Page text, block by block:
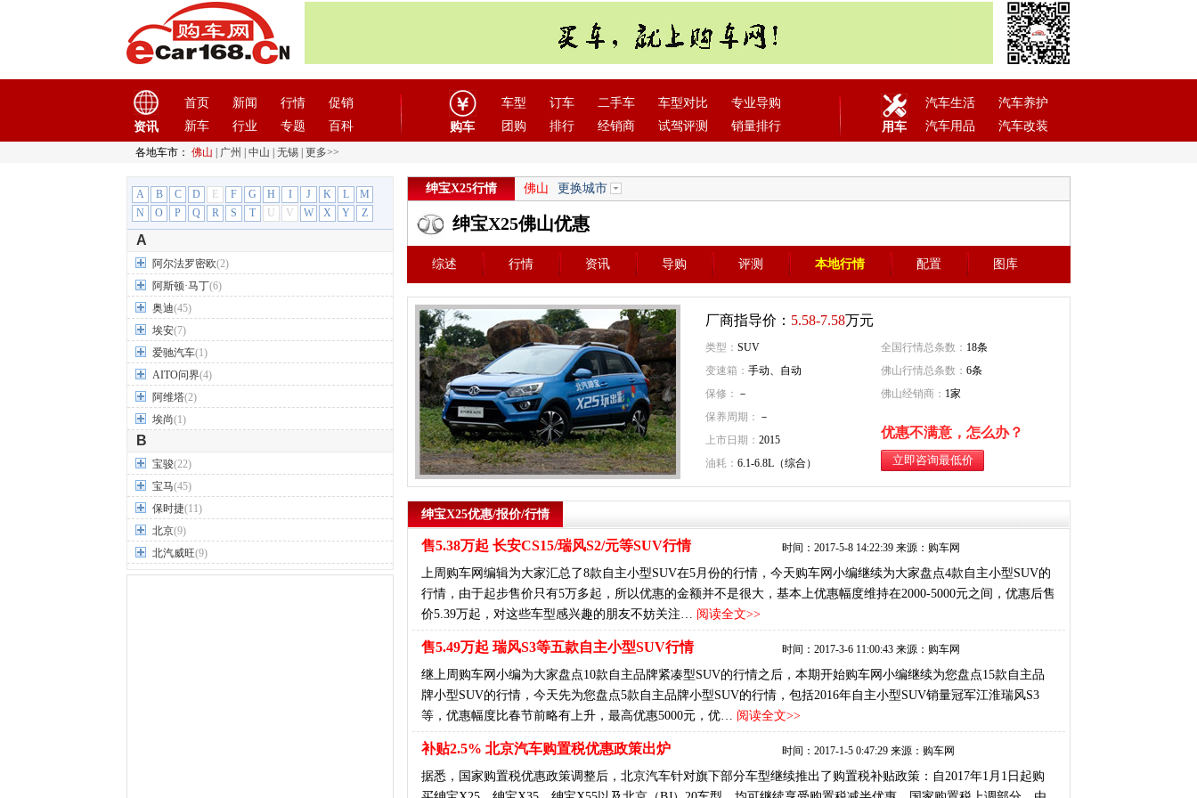
资讯
首页 新闻 行情
促销
新车
行业 专题 百科 购车
车型 订车 二手车 车型对比
专业导购
团购
排行 经销商 试驾评测 销量排行 用车
汽车生活
汽车养护
汽车用品
汽车改装
各地车市： 佛山 广州 中山 无锡 更多>>
A B C D E F G H I J K L
M
N
O P Q R S T U V W X Y Z
A
阿尔法罗密欧(2)
阿斯顿·马丁(6)
奥迪(45)
埃安(7)
爱驰汽车(1)
AITO问界(4)
阿维塔(2)
埃尚(1)
B
宝骏(22)
宝马(45)
保时捷(11)
北京(9)
北汽威旺(9)
北汽制造(7)
绅宝X25行情 佛山 更换城市
绅宝X25佛山优惠
综述 行情 资讯 导购 评测 本地行情 配置 图库
厂商指导价： 5.58-7.58万元
类型： SUV 全国行情总条数： 18条
变速箱： 手动、自动 佛山行情总条数： 6条
保修： － 佛山经销商： 1家
保养周期： －
优惠不满意，怎么办？
上市日期： 2015
油耗： 6.1-6.8L（综合）
绅宝X25优惠/报价/行情
售5.38万起 长安CS15/瑞风S2/元等SUV行情 时间：2017-5-8 14:22:39 来源：购车网
上周购车网编辑为大家汇总了8款自主小型SUV在5月份的行情，今天购车网小编继续为大家盘点4款自主小型SUV的
行情，由于起步售价只有5万多起，所以优惠的金额并不是很大，基本上优惠幅度维持在2000-5000元之间，优惠后售
价5.39万起，对这些车型感兴趣的朋友不妨关注… 阅读全文>>
售5.49万起 瑞风S3等五款自主小型SUV行情 时间：2017-3-6 11:00:43 来源：购车网
继上周购车网小编为大家盘点10款自主品牌紧凑型SUV的行情之后，本期开始购车网小编继续为您盘点15款自主品
牌小型SUV的行情，今天先为您盘点5款自主品牌小型SUV的行情，包括2016年自主小型SUV销量冠军江淮瑞风S3
等，优惠幅度比春节前略有上升，最高优惠5000元，优… 阅读全文>>
补贴2.5% 北京汽车购置税优惠政策出炉 时间：2017-1-5 0:47:29 来源：购车网
据悉，国家购置税优惠政策调整后，北京汽车针对旗下部分车型继续推出了购置税补贴政策：自2017年1月1日起购